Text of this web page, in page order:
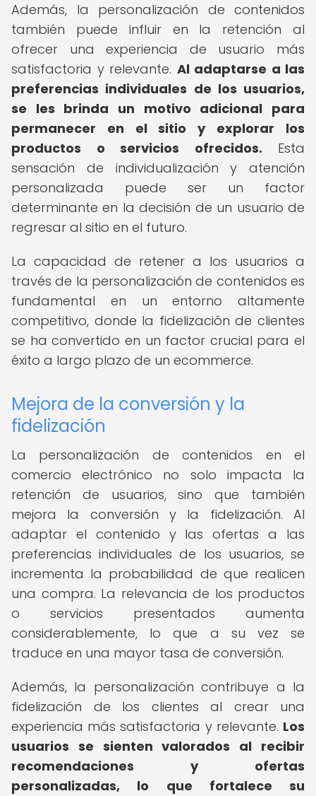
Además, la personalización de contenidos
también puede influir en la retención al
ofrecer una experiencia de usuario más
satisfactoria y relevante. Al adaptarse a las
preferencias individuales de los usuarios,
se les brinda un motivo adicional para
permanecer en el sitio y explorar los
productos o servicios ofrecidos. Esta
sensación de individualización y atención
personalizada puede ser un factor
determinante en la decisión de un usuario de
regresar al sitio en el futuro.
La capacidad de retener a los usuarios a
través de la personalización de contenidos es
fundamental en un entorno altamente
competitivo, donde la fidelización de clientes
se ha convertido en un factor crucial para el
éxito a largo plazo de un ecommerce.
Mejora de la conversión y la
fidelización
La personalización de contenidos en el
comercio electrónico no solo impacta la
retención de usuarios, sino que también
mejora la conversión y la fidelización. Al
adaptar el contenido y las ofertas a las
preferencias individuales de los usuarios, se
incrementa la probabilidad de que realicen
una compra. La relevancia de los productos
o servicios presentados aumenta
considerablemente, lo que a su vez se
traduce en una mayor tasa de conversión.
Además, la personalización contribuye a la
fidelización de los clientes al crear una
experiencia más satisfactoria y relevante. Los
usuarios se sienten valorados al recibir
recomendaciones y ofertas
personalizadas, lo que fortalece su